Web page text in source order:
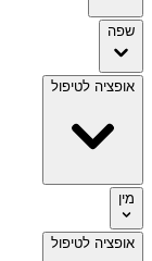
שפה
אופציה לטיפול
מין
אופציה לטיפול